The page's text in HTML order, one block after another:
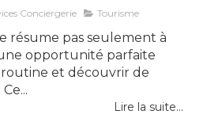
Conciergerie Tourisme
résume pas seulement à
opportunité parfaite
et découvrir de
Lire la suite...